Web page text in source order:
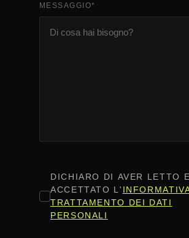
MESSAGGIO*
CONSENSO*
DICHIARO DI AVER LETTO
ACCETTATO L'
TRATTAMENTO DEI DATI
PERSONALI